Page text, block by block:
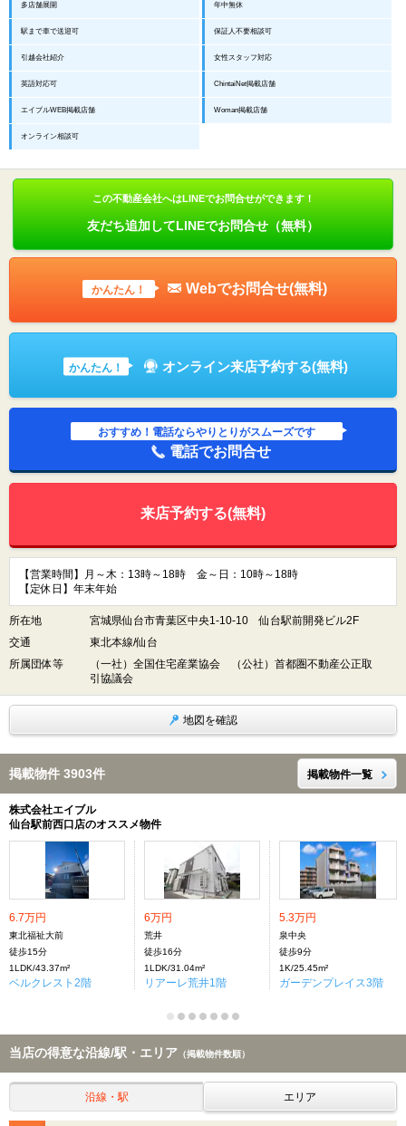
多店舗展開 年中無休
駅まで車で送迎可 保証人不要相談可
引越会社紹介 女性スタッフ対応
英語対応可 ChintaiNet掲載店舗
エイブルWEB掲載店舗 Woman掲載店舗
オンライン相談可
この不動産会社へはLINEでお問合せができます！
友だち追加してLINEでお問合せ（無料）
かんたん！ Webでお問合せ(無料)
かんたん！ オンライン来店予約する(無料)
おすすめ！電話ならやりとりがスムーズです
電話でお問合せ
来店予約する(無料)
【営業時間】月～木：13時～18時 金～日：10時～18時
【定休日】年末年始
所在地
宮城県仙台市青葉区中央1-10-10 仙台駅前開発ビル2F
交通
東北本線/仙台
所属団体等
（一社）全国住宅産業協会 （公社）首都圏不動産公正取
引協議会
地図を確認
掲載物件 3903件 掲載物件一覧
株式会社エイブル
仙台駅前西口店のオススメ物件
6.7万円
東北福祉大前
徒歩15分
1LDK/43.37m²
ベルクレスト2階
6万円
荒井
徒歩16分
1LDK/31.04m²
リアーレ荒井1階
5.3万円
泉中央
徒歩9分
1K/25.45m²
ガーデンプレイス3階
当店の得意な沿線/駅・エリア （掲載物件数順）
沿線・駅 エリア